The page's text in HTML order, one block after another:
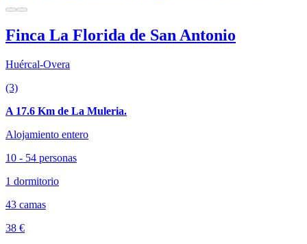
Finca La Florida de San Antonio
Huércal-Overa
(3)
A 17.6 Km de La Muleria.
Alojamiento entero
10 - 54 personas
1 dormitorio
43 camas
38 €